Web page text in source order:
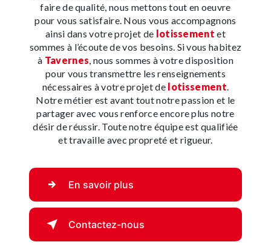
faire de qualité, nous mettons tout en oeuvre
pour vous satisfaire. Nous vous accompagnons
ainsi dans votre projet de lotissement et
sommes à l’écoute de vos besoins. Si vous habitez
à Tavernes , nous sommes à votre disposition
pour vous transmettre les renseignements
nécessaires à votre projet de lotissement
Notre métier est avant tout notre passion et le
partager avec vous renforce encore plus notre
désir de réussir. Toute notre équipe est qualifiée
et travaille avec propreté et rigueur.
En savoir plus
Contactez-nous